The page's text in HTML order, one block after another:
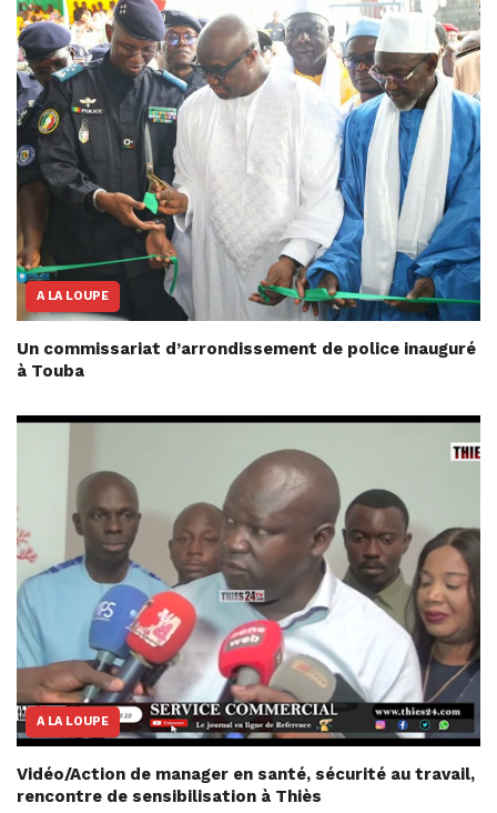
A LA LOUPE
Un commissariat d’arrondissement de police inauguré
à Touba
A LA LOUPE
Vidéo/Action de manager en santé, sécurité au travail,
rencontre de sensibilisation à Thiès